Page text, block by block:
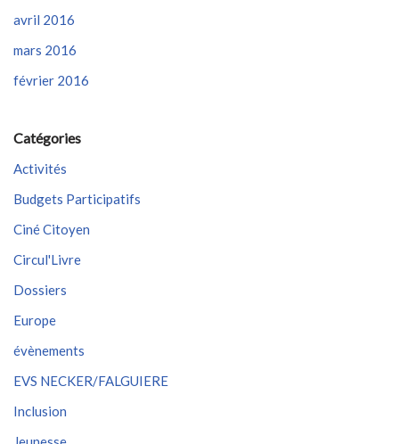
avril 2016
mars 2016
février 2016
Catégories
Activités
Budgets Participatifs
Ciné Citoyen
Circul'Livre
Dossiers
Europe
évènements
EVS NECKER/FALGUIERE
Inclusion